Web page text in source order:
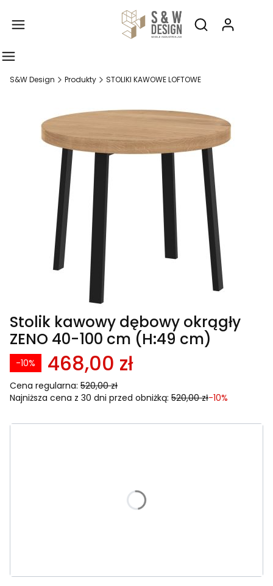
Otwórz
S&W Design Produkty STOLIKI KAWOWE LOFTOWE
Stolik kawowy dębowy okrągły
ZENO 40-100 cm (H:49 cm)
468,00 zł
Cena regularna: 520,00 zł
-10%
Najniższa cena z 30 dni przed obniżką: 520,00 zł-10%